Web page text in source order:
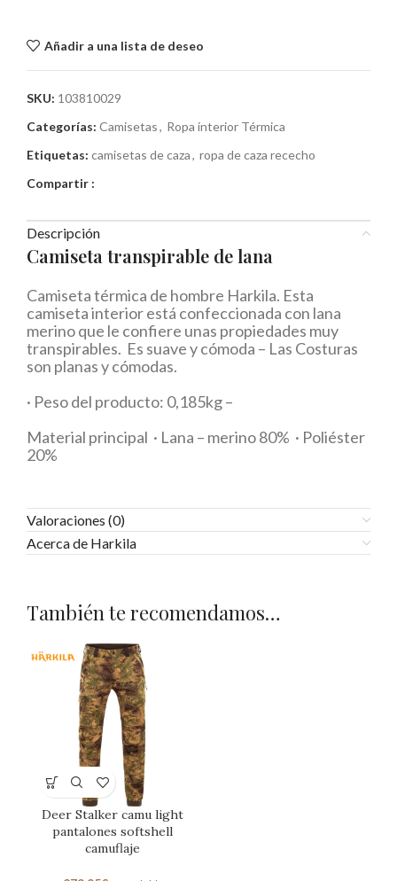
Añadir a una lista de deseo
SKU: 103810029
Categorías: Camisetas, Ropa interior Térmica
Etiquetas: camisetas de caza, ropa de caza rececho
Compartir :
Descripción
Camiseta transpirable de lana
Camiseta térmica de hombre Harkila. Esta
camiseta interior está confeccionada con lana
merino que le confiere unas propiedades muy
transpirables. Es suave y cómoda – Las Costuras
son planas y cómodas.
· Peso del producto: 0,185kg –
Material principal · Lana – merino 80% · Poliéster
20%
Valoraciones (0)
Acerca de Harkila
También te recomendamos…
Deer Stalker camu light
pantalones softshell
camuflaje